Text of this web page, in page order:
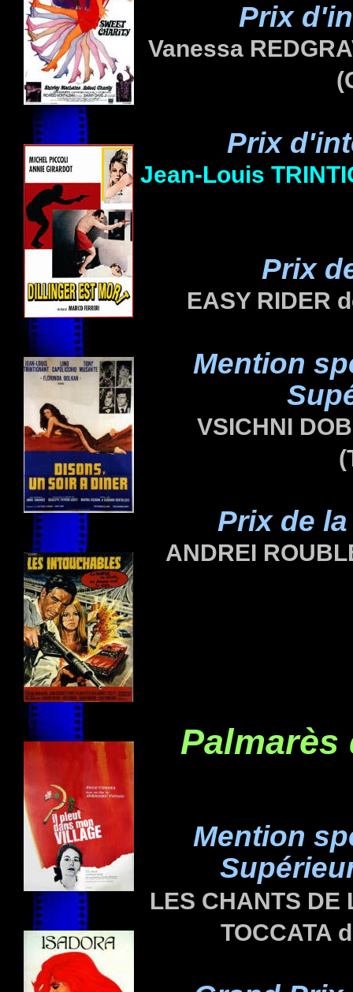
Prix
Vanessa
Prix
Jean-Louis
Prix
EASY RIDER
Mention
VSICHNI
Prix de
ANDREI
Mention
LES CHANTS DE
TOCCATA